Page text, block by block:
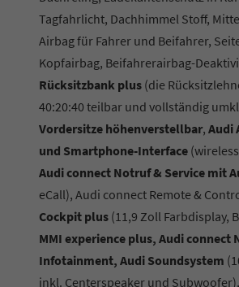
Tagfahrlicht, Dachhimmel Stoff,
Airbag für Fahrer und Beifahrer,
Kopfairbag, Beifahrerairbag-
Rücksitzbank plus (die
40:20:40 teilbar und vollständig
Vordersitze höhenverstellbar, Audi
und Smartphone-Interface
Audi connect Notruf & Service mit
eCall), Audi connect Remote &
Cockpit plus (11,9 Zoll Farbdisplay,
MMI experience plus, Audi connect
Infotainment, Audi Soundsystem
inkl. Centerspeaker und Subwoofer),